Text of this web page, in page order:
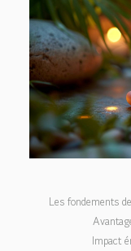
Les fondements
Impact